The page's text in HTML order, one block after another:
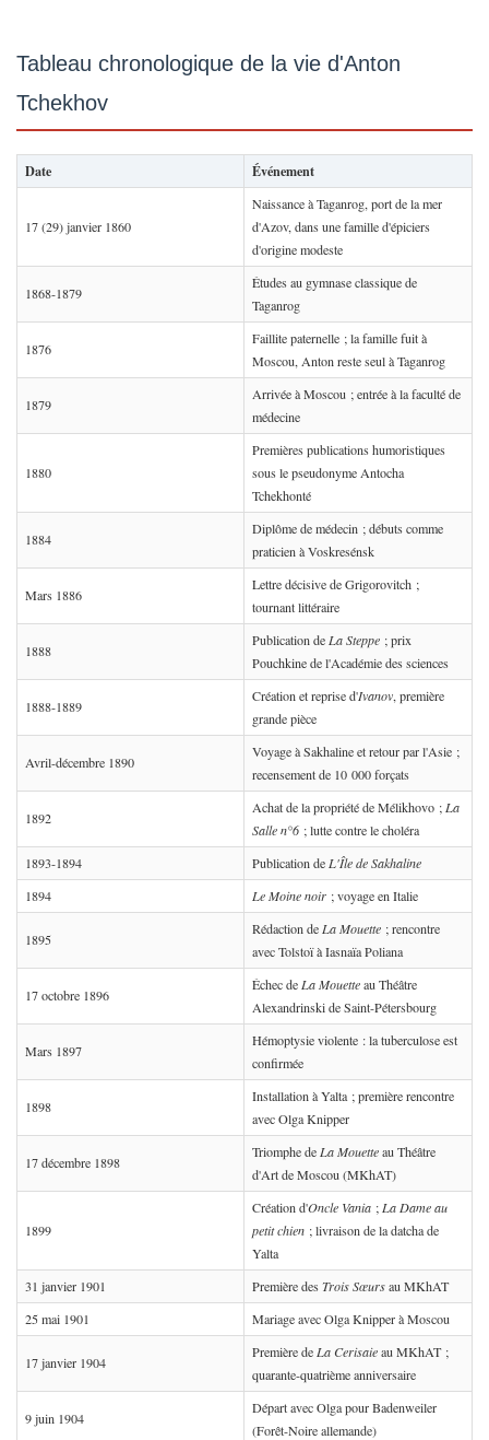
Tableau chronologique de la vie d'Anton
Tchekhov
Date Événement
17 (29) janvier 1860
Naissance à Taganrog, port de la mer
d'Azov, dans une famille d'épiciers
d'origine modeste
1868-1879
Études au gymnase classique de
Taganrog
1876
Faillite paternelle ; la famille fuit à
Moscou, Anton reste seul à Taganrog
1879
Arrivée à Moscou ; entrée à la faculté de
médecine
1880
Premières publications humoristiques
sous le pseudonyme Antocha
Tchekhonté
1884
Diplôme de médecin ; débuts comme
praticien à Voskresénsk
Mars 1886
Lettre décisive de Grigorovitch ;
tournant littéraire
1888
Publication de La Steppe ; prix
Pouchkine de l'Académie des sciences
1888-1889
Création et reprise d'Ivanov, première
grande pièce
Avril-décembre 1890
Voyage à Sakhaline et retour par l'Asie ;
recensement de 10 000 forçats
1892
Achat de la propriété de Mélikhovo ; La
Salle n°6 ; lutte contre le choléra
1893-1894
Publication de L'Île de Sakhaline
1894
Le Moine noir ; voyage en Italie
1895
Rédaction de La Mouette ; rencontre
avec Tolstoï à Iasnaïa Poliana
17 octobre 1896
Échec de La Mouetteau Théâtre
Alexandrinski de Saint-Pétersbourg
Mars 1897
Hémoptysie violente : la tuberculose est
confirmée
1898
Installation à Yalta ; première rencontre
avec Olga Knipper
17 décembre 1898
Triomphe de La Mouetteau Théâtre
d'Art de Moscou (MKhAT)
1899
Création d'Oncle Vania ; La Dame au
petit chien ; livraison de la datcha de
Yalta
31 janvier 1901
Première desTrois Sœursau MKhAT
25 mai 1901
Mariage avec Olga Knipper à Moscou
17 janvier 1904
Première de La Cerisaieau MKhAT ;
quarante-quatrième anniversaire
9 juin 1904
Départ avec Olga pour Badenweiler
(Forêt-Noire allemande)